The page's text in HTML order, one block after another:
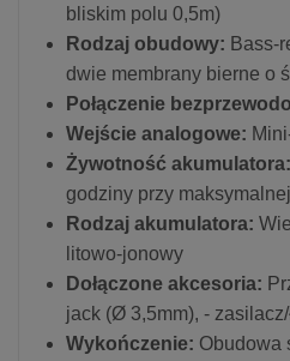
bliskim polu 0,5m)
Rodzaj obudowy: Bass-
dwie membrany bierne o
Połączenie
Wejście analogowe:
Żywotność akumulatora:
godziny przy
Rodzaj akumulatora:
litowo-jonowy
Dołączone akcesoria:
jack (Ø 3,5mm), - zasilacz/
Wykończenie: Obudowa